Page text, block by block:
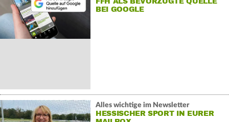
BEI GOOGLE
Alles wichtige im Newsletter
HESSISCHER SPORT IN EURER